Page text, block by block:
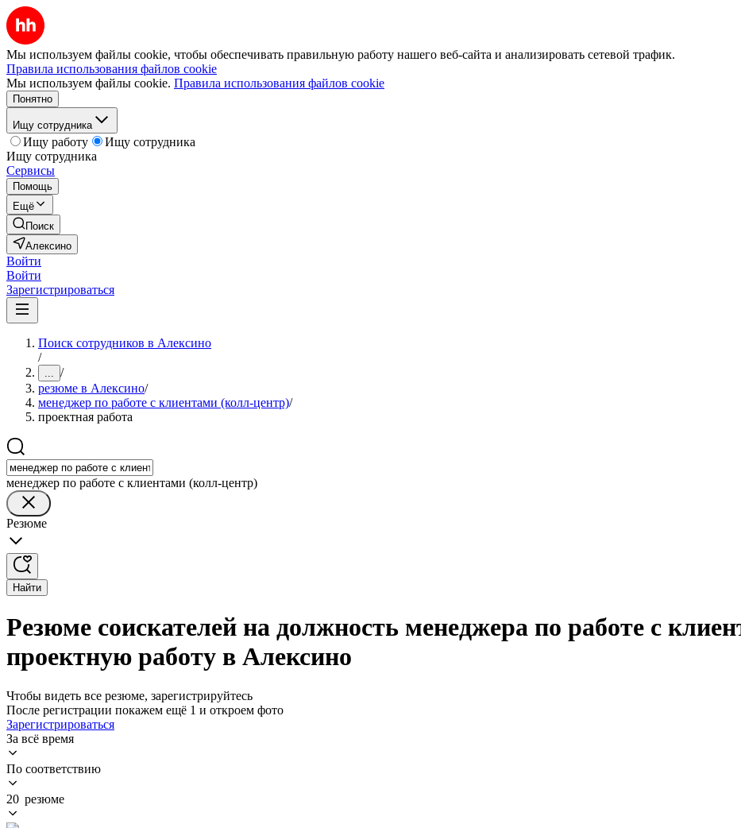
Мы используем файлы cookie, чтобы обеспечивать правильную работу нашего веб-сайта и анализировать сетевой трафик.
Правила использования файлов cookie
Мы используем файлы cookie. Правила использования файлов cookie
Понятно
Ищу сотрудника
Ищу работу
Ищу сотрудника
Ищу сотрудника
Сервисы
Помощь
Ещё
Поиск
Алексино
Войти
Войти
Зарегистрироваться
Поиск сотрудников в Алексино
/
... /
резюме в Алексино/
менеджер по работе с клиентами (колл-центр)/
проектная работа
менеджер по работе с клиентами (колл-центр)
Резюме
Найти
Резюме соискателей на должность менеджера по работе с
проектную работу в Алексино
Чтобы видеть все резюме, зарегистрируйтесь
После регистрации покажем ещё 1 и откроем фото
Зарегистрироваться
За всё время
По соответствию
20 резюме